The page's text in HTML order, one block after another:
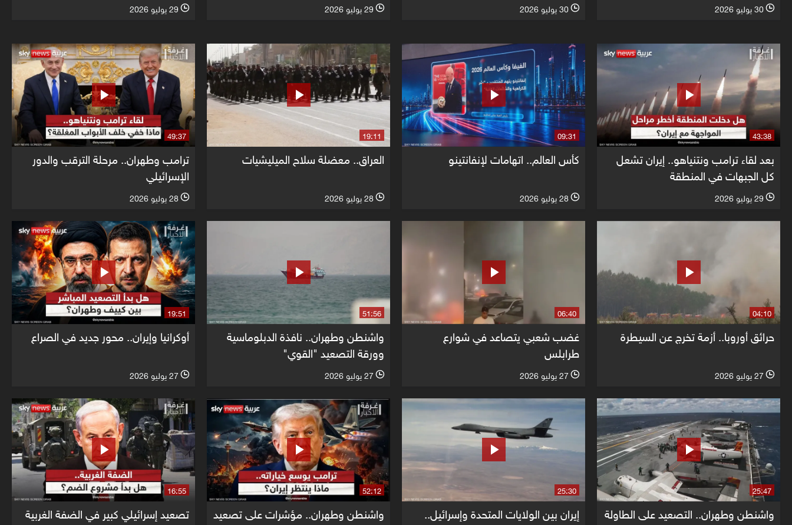
l 30 يوليو 2026 l 30 يوليو 2026 l 29 يوليو 2026 l 29 يوليو 2026
43:38
بعد لقاء ترامب ونتنياهو.. إيران تشعل
كل الجبهات في المنطقة
l 29 يوليو 2026
09:31
كأس العالم.. اتهامات لإنفانتينو
l 28 يوليو 2026
19:11
العراق.. معضلة سلاح الميليشيات
l 28 يوليو 2026
49:37
ترامب وطهران.. مرحلة الترقب والدور
الإسرائيلي
l 28 يوليو 2026
04:10
حرائق أوروبا.. أزمة تخرج عن السيطرة
l 27 يوليو 2026
06:40
غضب شعبي يتصاعد في شوارع
طرابلس
l 27 يوليو 2026
51:56
واشنطن وطهران.. نافذة الدبلوماسية
وورقة التصعيد "القوي"
l 27 يوليو 2026
19:51
أوكرانيا وإيران.. محور جديد في الصراع
l 27 يوليو 2026
25:47
25:30
52:12